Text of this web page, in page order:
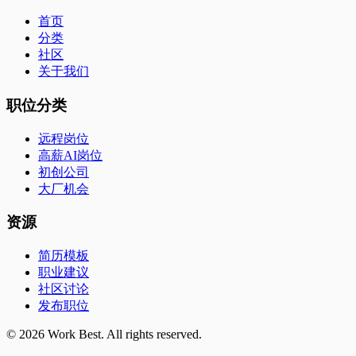
首页
分类
社区
关于我们
职位分类
远程岗位
高薪AI岗位
初创公司
大厂机会
资源
简历模板
职业建议
社区讨论
发布职位
© 2026 Work Best. All rights reserved.